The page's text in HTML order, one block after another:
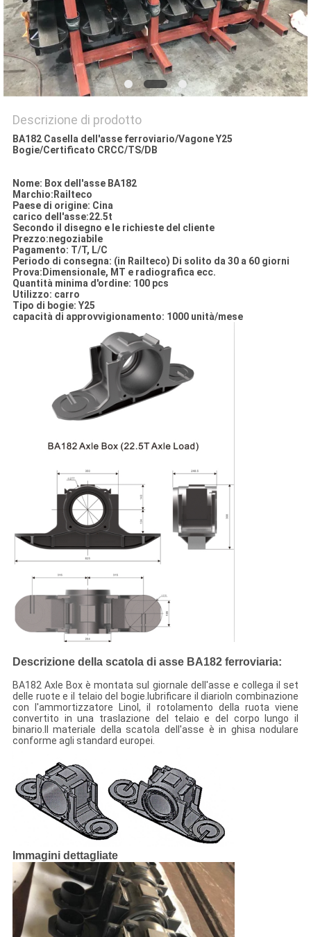
Descrizione di prodotto
BA182 Casella dell'asse ferroviario/Vagone Y25
Bogie/Certificato CRCC/TS/DB
Nome: Box dell'asse BA182
Marchio:Railteco
Paese di origine: Cina
carico dell'asse:22.5t
Secondo il disegno e le richieste del cliente
Prezzo:negoziabile
Pagamento: T/T, L/C
Periodo di consegna: (in Railteco) Di solito da 30 a 60 giorni
Prova:Dimensionale, MT e radiografica ecc.
Quantità minima d'ordine: 100 pcs
Utilizzo: carro
Tipo di bogie: Y25
capacità di approvvigionamento: 1000 unità/mese
Descrizione della scatola di asse BA182 ferroviaria:
BA182 Axle Box è montata sul giornale dell'asse e collega il set
delle ruote e il telaio del bogie.lubrificare il diarioIn combinazione
con l'ammortizzatore Linol, il rotolamento della ruota viene
convertito in una traslazione del telaio e del corpo lungo il
binario.Il materiale della scatola dell'asse è in ghisa nodulare
conforme agli standard europei.
Immagini dettagliate